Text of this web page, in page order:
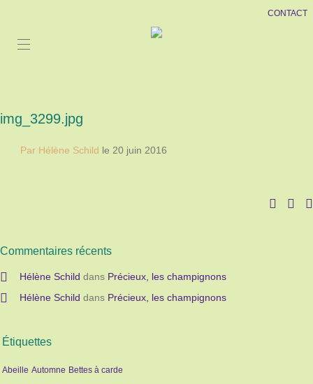
CONTACT
img_3299.jpg
Par Hélène Schild le 20 juin 2016
Commentaires récents
Hélène Schild dans Précieux, les champignons
Hélène Schild dans Précieux, les champignons
Étiquettes
Abeille Automne Bettes à carde